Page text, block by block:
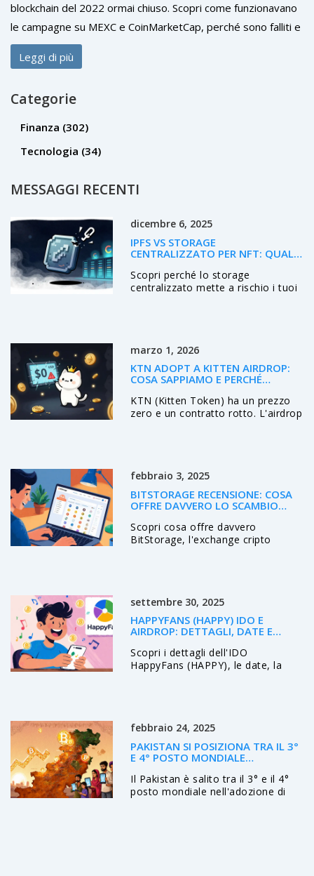
blockchain del 2022 ormai chiuso. Scopri come funzionavano
le campagne su MEXC e CoinMarketCap, perché sono falliti e
cosa imparare per evitare truffe future.
Leggi di più
Categorie
Finanza (302)
Tecnologia (34)
MESSAGGI RECENTI
dicembre 6, 2025
IPFS VS STORAGE
CENTRALIZZATO PER NFT: QUALE
PERMANENZA DEI TUOI ASSET
DIGITALI?
Scopri perché lo storage
centralizzato mette a rischio i tuoi
nessuno ti dice.
marzo 1, 2026
KTN ADOPT A KITTEN AIRDROP:
COSA SAPPIAMO E PERCHÉ
KTN (Kitten Token) ha un prezzo
zero e un contratto rotto. L'airdrop
febbraio 3, 2025
BITSTORAGE RECENSIONE: COSA
OFFRE DAVVERO LO SCAMBIO
Scopri cosa offre davvero
BitStorage, l'exchange cripto
passo‑passo per aprire la demo.
settembre 30, 2025
HAPPYFANS (HAPPY) IDO E
AIRDROP: DETTAGLI, DATE E
Scopri i dettagli dell'IDO
HappyFans (HAPPY), le date, la
febbraio 24, 2025
PAKISTAN SI POSIZIONA TRA IL 3°
E 4° POSTO MONDIALE
CRIPTOVALUTE
Il Pakistan è salito tra il 3° e il 4°
posto mondiale nell'adozione di